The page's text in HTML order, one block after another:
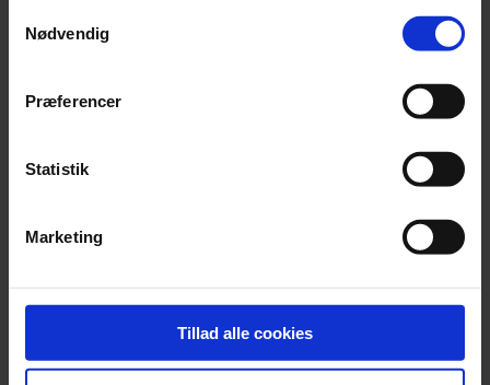
Nødvendig
Præferencer
Statistik
Marketing
Tillad alle cookies
dirigents succes. Seminariet afsluttes med koncert - man kan kalde
det en åben prøve - hvor publikum inviteres ind til at følge de unge
Det giver et sjældent indblik i dirigentens arbejde – hvordan de
former musikken, reagerer på orkestret og finjusterer hver eneste
Program:
I. Stravinsky: Dumbarton Oaks
Værd at vide om billetter